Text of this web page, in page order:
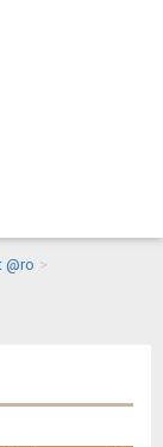
@ro >